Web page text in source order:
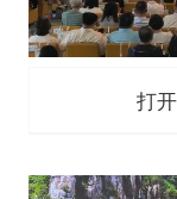
打